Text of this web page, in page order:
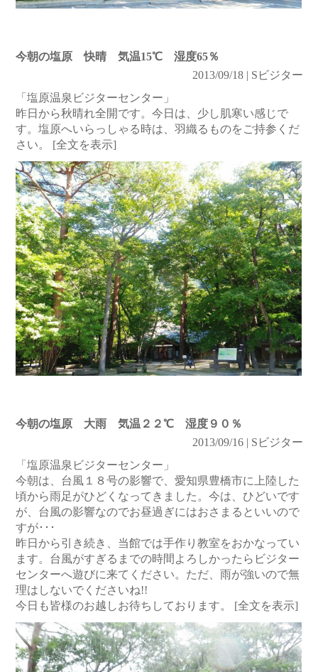
今朝の塩原 快晴 気温15℃ 湿度65％
2013/09/18 | Sビジター
「塩原温泉ビジターセンター」
昨日から秋晴れ全開です。今日は、少し肌寒い感じで
す。塩原へいらっしゃる時は、羽織るものをご持参くだ
さい。 [全文を表示]
今朝の塩原 大雨 気温２２℃ 湿度９０％
2013/09/16 | Sビジター
「塩原温泉ビジターセンター」
今朝は、台風１８号の影響で、愛知県豊橋市に上陸した
頃から雨足がひどくなってきました。今は、ひどいです
が、台風の影響なのでお昼過ぎにはおさまるといいので
すが･･･
昨日から引き続き、当館では手作り教室をおかなってい
ます。台風がすぎるまでの時間よろしかったらビジター
センターへ遊びに来てください。ただ、雨が強いので無
理はしないでくださいね!!
今日も皆様のお越しお待ちしております。 [全文を表示]